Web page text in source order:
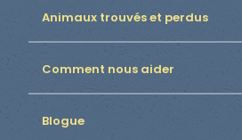
Animaux trouvés et perdus
Comment nous aider
Blogue